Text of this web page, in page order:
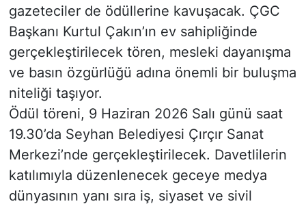
gazeteciler de ödüllerine kavuşacak. ÇGC
Başkanı Kurtul Çakın’ın ev sahipliğinde
gerçekleştirilecek tören, mesleki dayanışma
ve basın özgürlüğü adına önemli bir buluşma
niteliği taşıyor.
Ödül töreni, 9 Haziran 2026 Salı günü saat
19.30’da Seyhan Belediyesi Çırçır Sanat
Merkezi’nde gerçekleştirilecek. Davetlilerin
katılımıyla düzenlenecek geceye medya
dünyasının yanı sıra iş, siyaset ve sivil